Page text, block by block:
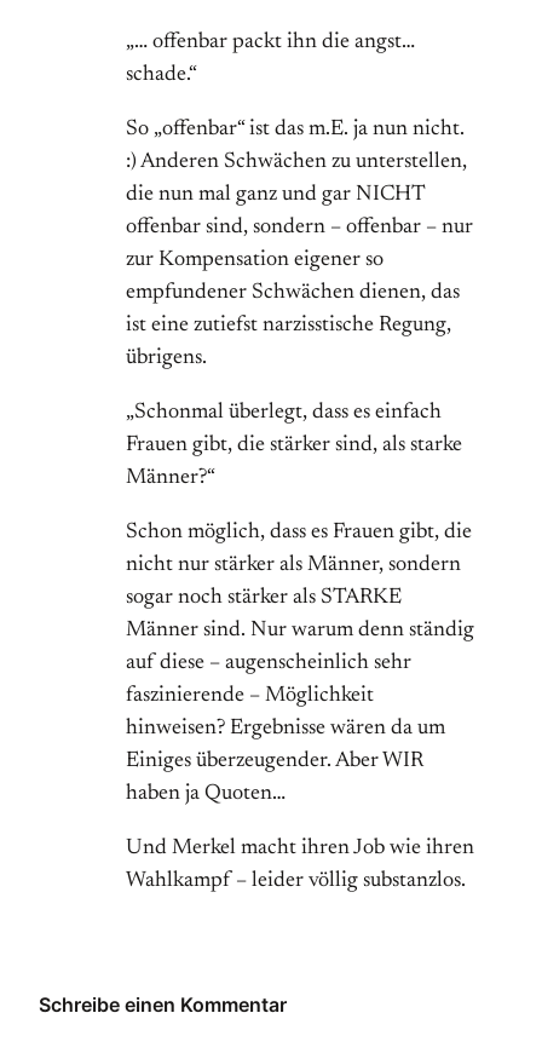
„… offenbar packt ihn die angst…
schade.“
So „offenbar“ ist das m.E. ja nun nicht.
:) Anderen Schwächen zu unterstellen,
die nun mal ganz und gar NICHT
offenbar sind, sondern – offenbar – nur
zur Kompensation eigener so
empfundener Schwächen dienen, das
ist eine zutiefst narzisstische Regung,
übrigens.
„Schonmal überlegt, dass es einfach
Frauen gibt, die stärker sind, als starke
Männer?“
Schon möglich, dass es Frauen gibt, die
nicht nur stärker als Männer, sondern
sogar noch stärker als STARKE
Männer sind. Nur warum denn ständig
auf diese – augenscheinlich sehr
faszinierende – Möglichkeit
hinweisen? Ergebnisse wären da um
Einiges überzeugender. Aber WIR
haben ja Quoten…
Und Merkel macht ihren Job wie ihren
Wahlkampf – leider völlig substanzlos.
Schreibe einen Kommentar